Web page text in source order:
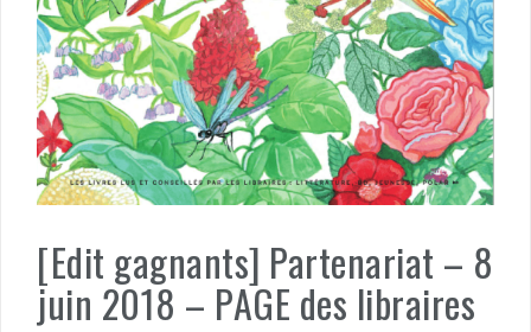
[Edit gagnants] Partenariat – 8
juin 2018 – PAGE des libraires